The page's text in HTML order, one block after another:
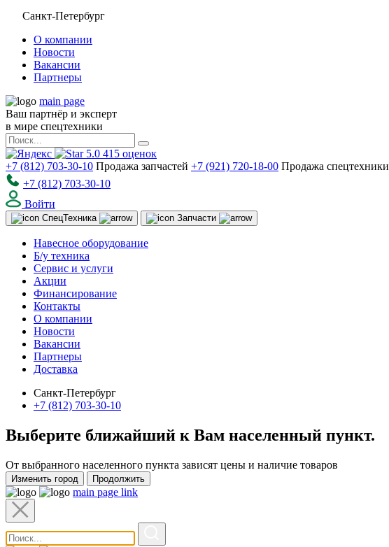
Санкт-Петербург
О компании
Новости
Вакансии
Партнеры
main page
Ваш партнёр и эксперт
в мире спецтехники
5.0 415 оценок
+7 (812) 703-30-10 Продажа запчастей +7 (921) 720-18-00 Продажа спецтехники
+7 (812) 703-30-10
Войти
СпецТехника Запчасти
Навесное оборудование
Б/у техника
Сервис и услуги
Акции
Финансирование
Контакты
О компании
Новости
Вакансии
Партнеры
Доставка
Санкт-Петербург
+7 (812) 703-30-10
Выберите ближайший к Вам населенный пункт.
От выбранного населенного пункта зависят цены и наличие товаров
Изменить город Продолжить
main page link